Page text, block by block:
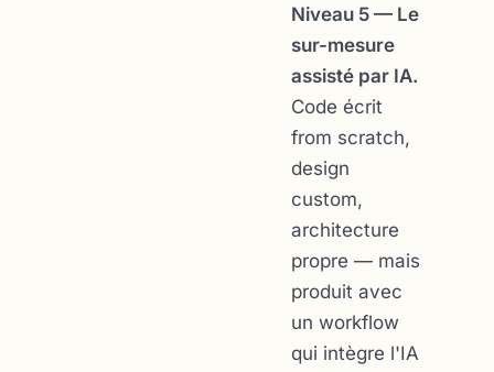
Niveau 5 — Le
sur-mesure
assisté par IA.
Code écrit
from scratch,
design
custom,
architecture
propre — mais
produit avec
un workflow
qui intègre l'IA